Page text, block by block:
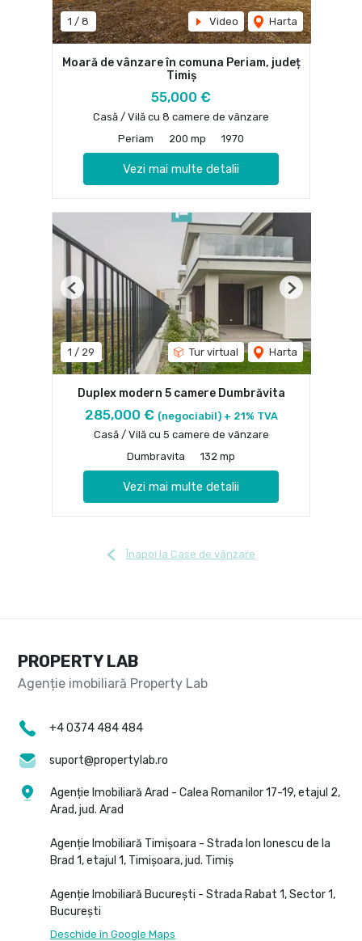
1 / 8 Video Harta
Moară de vânzare în comuna Periam, județ
Timiș
55,000 €
Casă / Vilă cu 8 camere de vânzare
Periam
200 mp 1970
Vezi mai multe detalii
1 / 29 Tur virtual Harta
Previous Next
Duplex modern 5 camere Dumbrăvita
285,000 € (negociabil) + 21% TVA
Casă / Vilă cu 5 camere de vânzare
Dumbravita
132 mp
Vezi mai multe detalii
Înapoi la Case de vânzare
PROPERTY LAB
+4 0374 484 484
suport@propertylab.ro
Agenție Imobiliară Arad - Calea Romanilor 17-19, etajul 2,
Arad, jud. Arad
Agenție Imobiliară Timișoara - Strada Ion Ionescu de la
Brad 1, etajul 1, Timișoara, jud. Timiș
Agenție Imobiliară București - Strada Rabat 1, Sector 1,
București
Deschide în Google Maps